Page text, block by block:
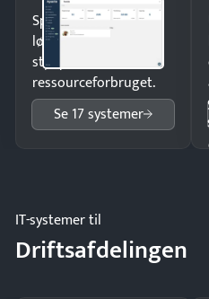
Spar tid på
lønberegning og få
styr på
ressourceforbruget.
Se 17 systemer
IT-systemer til
Driftsafdelingen